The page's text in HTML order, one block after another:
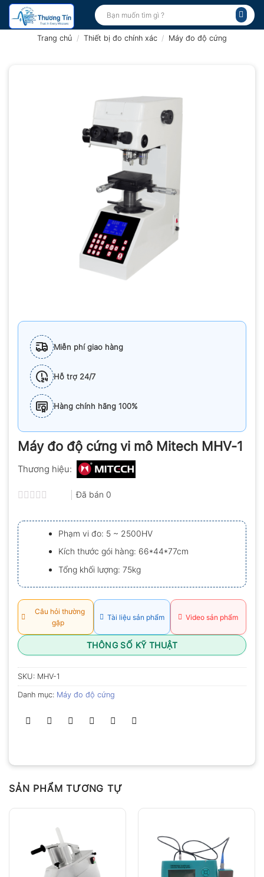
Bỏ
qua
Tìm
kiếm:
Trang chủ / Thiết bị đo chính xác / Máy đo độ cứng
Miễn phí giao hàng
Hỗ trợ 24/7
Hàng chính hãng 100%
Máy đo độ cứng vi mô Mitech MHV-1
Thương hiệu:
xếp
hạng
0.0
5
sao
Đã bán 0
Phạm vi đo: 5 ~ 2500HV
Kích thước gói hàng: 66*44*77cm
Tổng khối lượng: 75kg
Câu hỏi thường
gặp
Tài liệu sản phẩm Video sản phẩm
THÔNG SỐ KỸ THUẬT
SKU: MHV-1
Danh mục: Máy đo độ cứng
SẢN PHẨM TƯƠNG TỰ